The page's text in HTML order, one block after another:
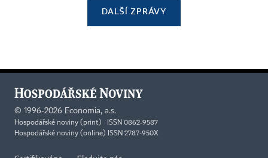
DALŠÍ ZPRÁVY
© 1996-2026 Economia, a.s.
Hospodářské noviny (print) ISSN 0862-9587
Hospodářské noviny (online) ISSN 2787-950X